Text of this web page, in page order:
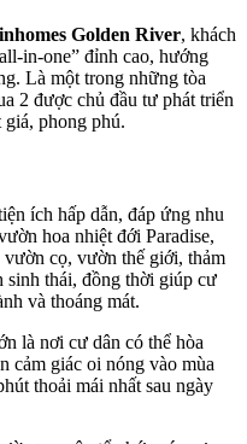
Golden River, khách
in-one” đỉnh cao, hướng
Là một trong những tòa
2 được chủ đầu tư phát triển
phong phú.
ích hấp dẫn, đáp ứng nhu
hoa nhiệt đới Paradise,
cọ, vườn thế giới, thảm
sinh thái, đồng thời giúp cư
và thoáng mát.
là nơi cư dân có thể hòa
cảm giác oi nóng vào mùa
thoải mái nhất sau ngày